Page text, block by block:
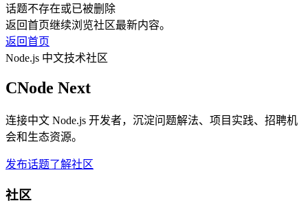
话题不存在或已被删除
返回首页继续浏览社区最新内容。
返回首页
Node.js 中文技术社区
CNode Next
连接中文 Node.js 开发者，沉淀问题解法、项目实践、招聘机
会和生态资源。
发布话题了解社区
社区